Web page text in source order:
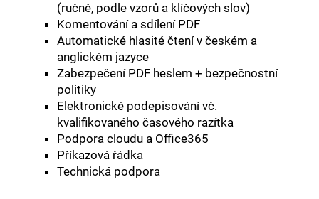
(ručně, podle vzorů a klíčových slov)
Komentování a sdílení PDF
Automatické hlasité čtení v českém a
anglickém jazyce
Zabezpečení PDF heslem + bezpečnostní
politiky
Elektronické podepisování vč.
kvalifikovaného časového razítka
Podpora cloudu a Office365
Příkazová řádka
Technická podpora